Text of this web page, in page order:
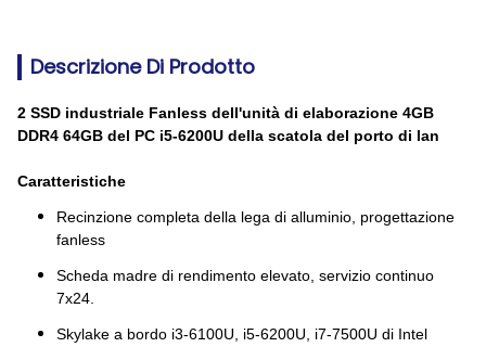
Descrizione Di Prodotto
2 SSD industriale Fanless dell'unità di elaborazione 4GB
DDR4 64GB del PC i5-6200U della scatola del porto di lan
Caratteristiche
Recinzione completa della lega di alluminio, progettazione
fanless
Scheda madre di rendimento elevato, servizio continuo
7x24.
Skylake a bordo i3-6100U, i5-6200U, i7-7500U di Intel